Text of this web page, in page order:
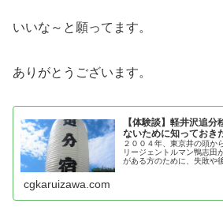
いいな～と願ってます。
ありがとうございます。
【体験談】軽井沢追
ないために知っておき
２００４年、東京井の頭か
リージェントルマン鴨志田
がある方のために、失敗や
cgkaruizawa.com